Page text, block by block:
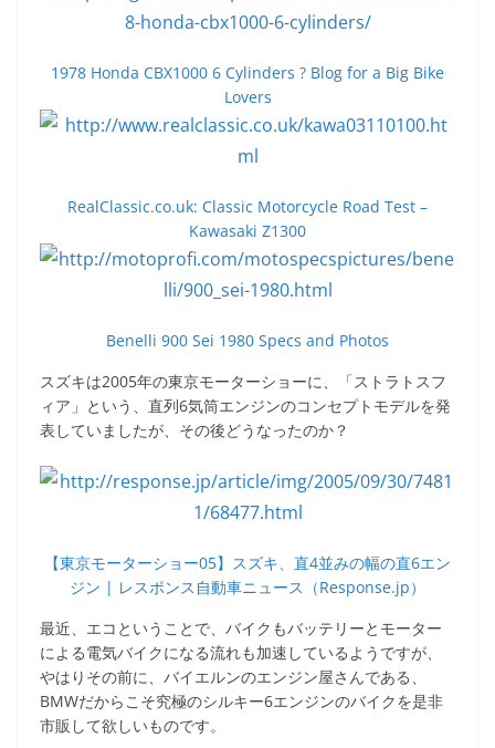
1978 Honda CBX1000 6 Cylinders ? Blog for a Big Bike
Lovers
RealClassic.co.uk: Classic Motorcycle Road Test –
Kawasaki Z1300
Benelli 900 Sei 1980 Specs and Photos
スズキは2005年の東京モーターショーに、「ストラトスフ
ィア」という、直列6気筒エンジンのコンセプトモデルを発
表していましたが、その後どうなったのか？
【東京モーターショー05】スズキ、直4並みの幅の直6エン
ジン | レスポンス自動車ニュース（Response.jp）
最近、エコということで、バイクもバッテリーとモーター
による電気バイクになる流れも加速しているようですが、
やはりその前に、バイエルンのエンジン屋さんである、
BMWだからこそ究極のシルキー6エンジンのバイクを是非
市販して欲しいものです。